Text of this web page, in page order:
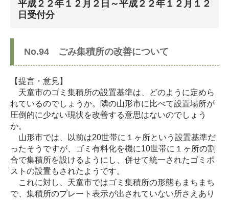
平成２２年１２月２日～平成２２年１２月１２
日受付分
No.94 ごみ集積所の改善について
【提言・意見】
天童市のゴミ集積所の設置基準は、どのように定めら
れているのでしょうか。隣の山形市に比べて設置場所が
圧倒的に少ない現状を改善する意思はないのでしょう
か。
山形市では、以前は20世帯に１ヶ所という設置基準だ
ったそうですが、ゴミ有料化を機に10世帯に１ヶ所の割
合で集積所を設けるようにし、併せて統一されたゴミポ
ストの設置もされたようです。
これに対し、天童市ではゴミ集積所の形態もまちまち
で、集積所のプレート表示が出されていない所さえあり